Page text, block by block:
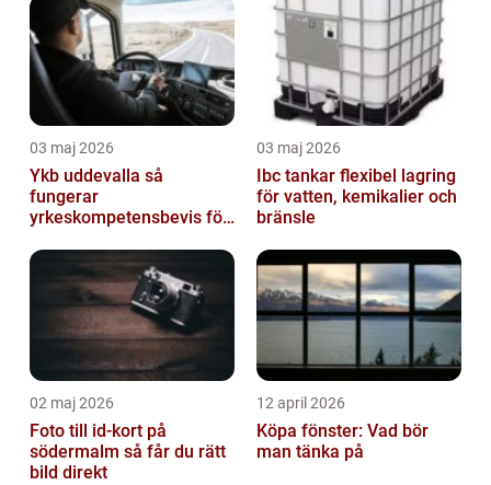
03 maj 2026
Ykb uddevalla så
fungerar
yrkeskompetensbevis för
03 maj 2026
Ibc tankar flexibel lagring
för vatten, kemikalier och
bränsle
02 maj 2026
Foto till id-kort på
södermalm så får du rätt
bild direkt
12 april 2026
Köpa fönster: Vad bör
man tänka på